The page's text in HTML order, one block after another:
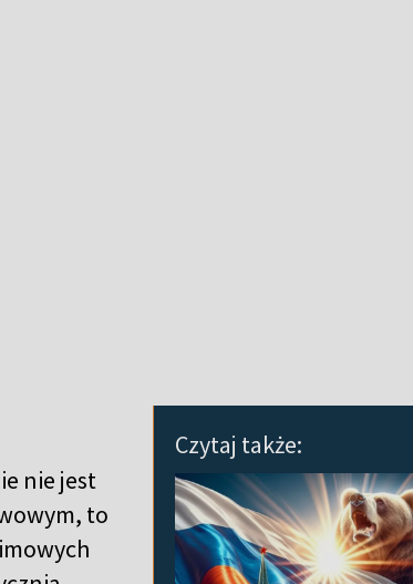
Czytaj także:
nie jest
to